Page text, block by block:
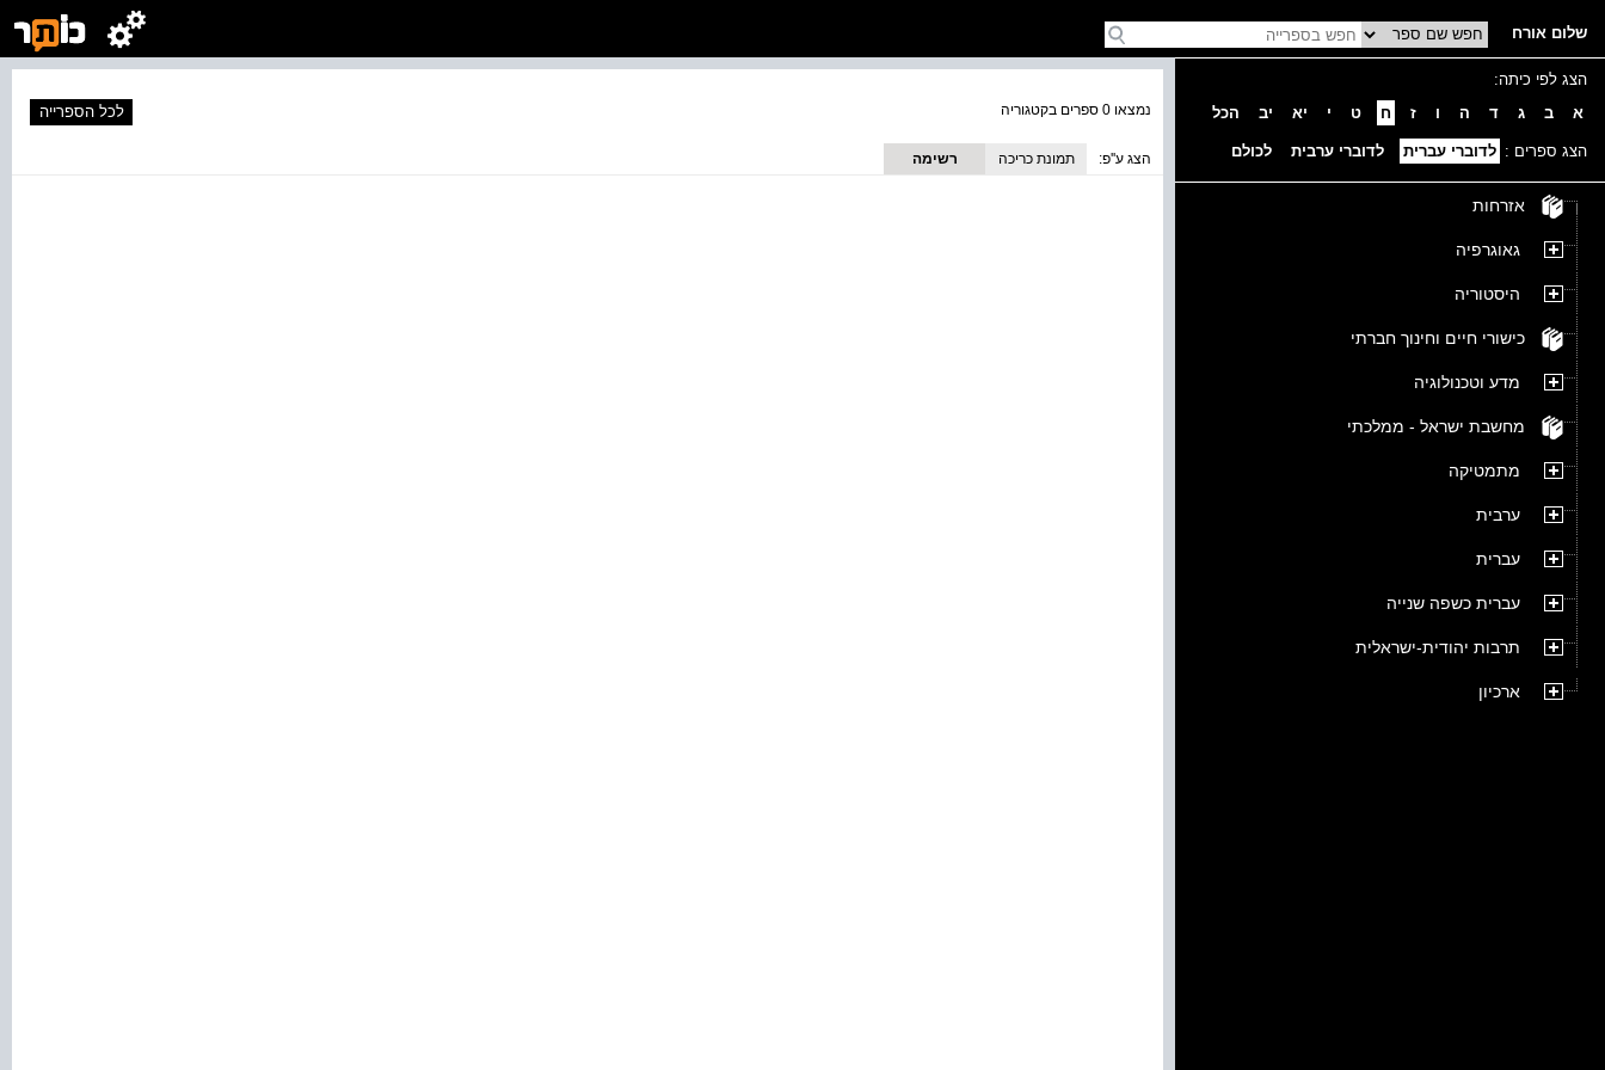
שלום אורח
הצג לפי כיתה:
א
ב ג ד ה ו ז ח ט י יא יב הכל
הצג ספרים : לדוברי עברית לדוברי ערבית לכולם
אזרחות
גאוגרפיה
היסטוריה
כישורי חיים וחינוך חברתי
מדע וטכנולוגיה
מחשבת ישראל - ממלכתי
מתמטיקה
ערבית
עברית
עברית כשפה שנייה
תרבות יהודית-ישראלית
ארכיון
נמצאו 0 ספרים בקטגוריה לכל הספרייה
הצג ע''פ: תמונת כריכה רשימה